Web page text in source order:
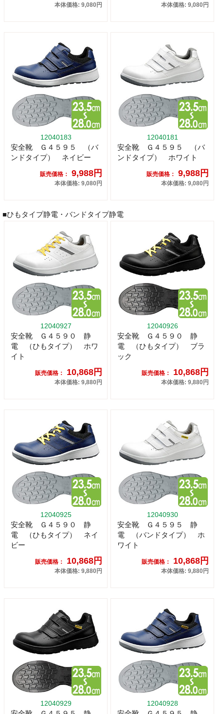
本体価格: 9,080円 本体価格: 9,080円
12040183
安全靴 Ｇ４５９５ （バ
ンドタイプ） ネイビー
販売価格： 9,988円
本体価格: 9,080円
12040181
安全靴 Ｇ４５９５ （バ
ンドタイプ） ホワイト
販売価格： 9,988円
本体価格: 9,080円
■ひもタイプ静電・バンドタイプ静電
12040927
安全靴 Ｇ４５９０ 静
電 （ひもタイプ） ホワ
イト
販売価格： 10,868円
本体価格: 9,880円
12040926
安全靴 Ｇ４５９０ 静
電 （ひもタイプ） ブラ
ック
販売価格： 10,868円
本体価格: 9,880円
12040925
安全靴 Ｇ４５９０ 静
電 （ひもタイプ） ネイ
ビー
販売価格： 10,868円
本体価格: 9,880円
12040930
安全靴 Ｇ４５９５ 静
電 （バンドタイプ） ホ
ワイト
販売価格： 10,868円
本体価格: 9,880円
12040929 12040928